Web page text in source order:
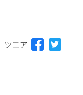
ツエア